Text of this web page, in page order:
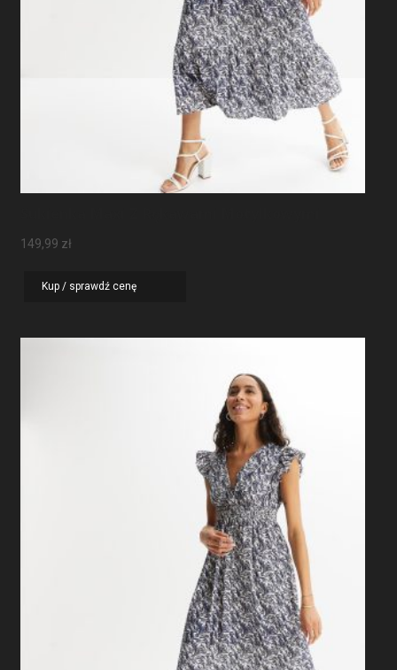
149,99 zł
Kup / sprawdź cenę